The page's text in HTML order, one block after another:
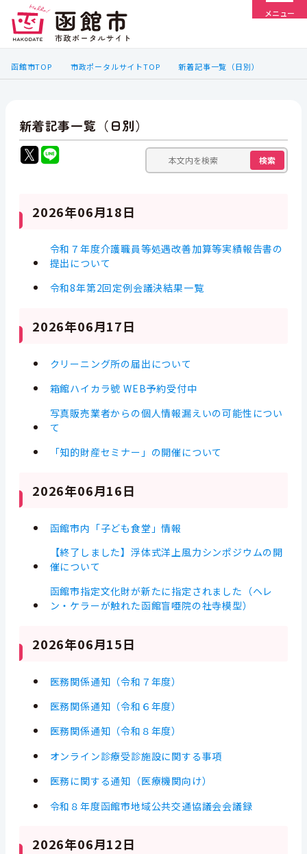
メニュー
函館市TOP 市政ポータルサイトTOP 新着記事一覧（日別）
新着記事一覧（日別）
検索
2026年06月18日
令和７年度介護職員等処遇改善加算等実績報告書の
提出について
令和8年第2回定例会議決結果一覧
2026年06月17日
クリーニング所の届出について
箱館ハイカラ號 WEB予約受付中
写真販売業者からの個人情報漏えいの可能性につい
て
「知的財産セミナー」の開催について
2026年06月16日
函館市内「子ども食堂」情報
【終了しました】浮体式洋上風力シンポジウムの開
催について
函館市指定文化財が新たに指定されました（ヘレ
ン・ケラーが触れた函館盲唖院の社寺模型）
2026年06月15日
医務関係通知（令和７年度）
医務関係通知（令和６年度）
医務関係通知（令和８年度）
オンライン診療受診施設に関する事項
医務に関する通知（医療機関向け）
令和８年度函館市地域公共交通協議会会議録
2026年06月12日